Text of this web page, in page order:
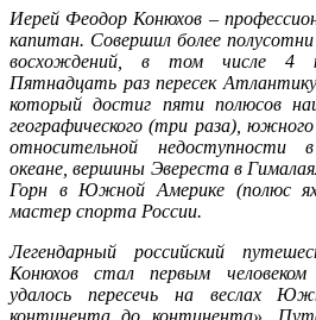
Иерей Феодор Конюхов –
капитан. Совершил более полусотни
восхождений, в том числе 4
Пятнадцать раз пересек
который достиг пяти полюсов
географического (три раза), южного
относительной недоступности
океане, вершины Эвереста в
Горн в Южной Америке (полюс
мастер спорта России.
Легендарный российский
Конюхов стал первым
удалось пересечь на веслах
континента до континента».